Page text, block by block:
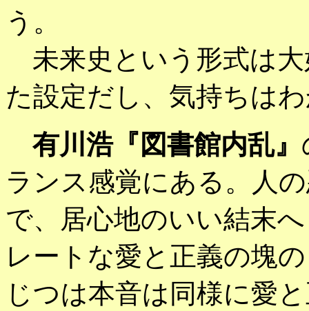
う。
未来史という形式は
た設定だし、気持ちは
有川浩『図書館内乱』
ランス感覚にある。人
で、居心地のいい結末
レートな愛と正義の塊
じつは本音は同様に愛